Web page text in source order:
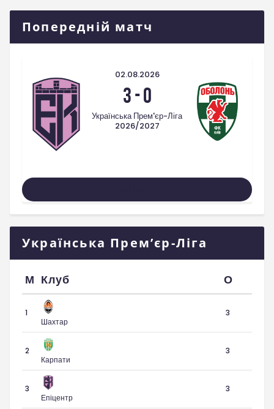
Попередній матч
02.08.2026
3-0
Українська Прем'єр-Ліга
2026/2027
Українська Прем’єр-Ліга
М Клуб О
1
Шахтар
3
2
Карпати
3
3
Епіцентр
3